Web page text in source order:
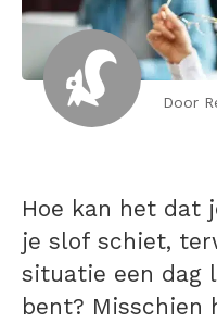
Door
Hoe kan het dat
je slof schiet,
situatie een dag
bent? Misschien